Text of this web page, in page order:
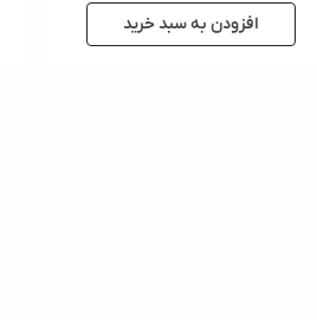
افزودن به سبد خرید